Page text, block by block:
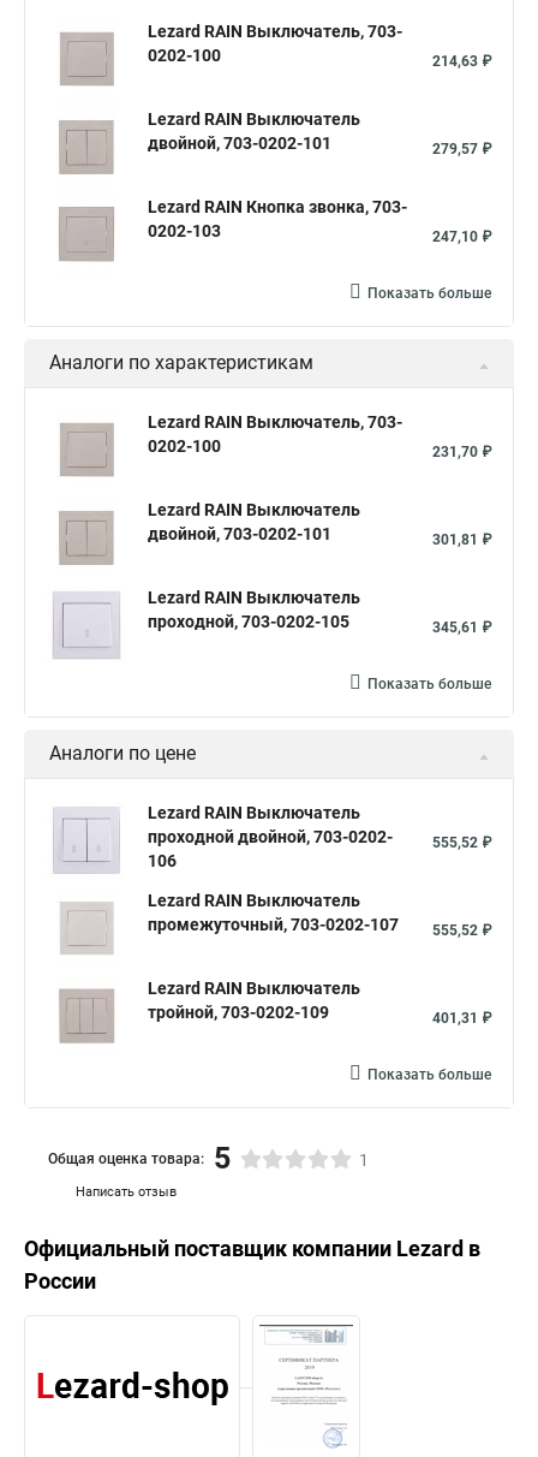
Lezard RAIN Выключатель, 703-
0202-100
214,63 ₽
Lezard RAIN Выключатель
двойной, 703-0202-101
279,57 ₽
Lezard RAIN Кнопка звонка, 703-
0202-103
247,10 ₽
Показать больше
Аналоги по характеристикам
Lezard RAIN Выключатель, 703-
0202-100
231,70 ₽
Lezard RAIN Выключатель
двойной, 703-0202-101
301,81 ₽
Lezard RAIN Выключатель
проходной, 703-0202-105
345,61 ₽
Показать больше
Аналоги по цене
Lezard RAIN Выключатель
проходной двойной, 703-0202-
106
555,52 ₽
Lezard RAIN Выключатель
промежуточный, 703-0202-107
555,52 ₽
Lezard RAIN Выключатель
тройной, 703-0202-109
401,31 ₽
Показать больше
Написать отзыв
Общая оценка товара: 5 1
Официальный поставщик компании Lezard в
России